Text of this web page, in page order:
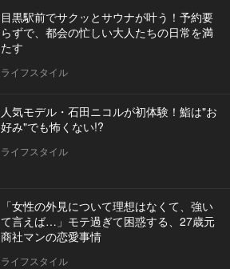
目黒駅前でサクッとサウナが叶う！予約要
らずで、都会の忙しい大人たちの日常を満
たす
ライフスタイル
人気モデル・石田ニコルが初体験！鮨は"お
好み"でも怖くない!?
ライフスタイル
「女性の外見について理想はなくて、強い
て言えば…」モテ過ぎて困惑する、27歳元
商社マンの恋愛事情
ライフスタイル